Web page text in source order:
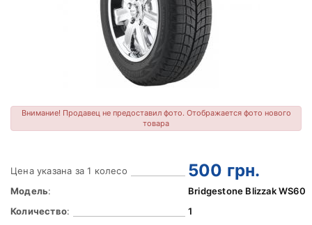
Внимание! Продавец не предоставил фото. Отображается фото нового
товара
Цена указана за 1 колесо 500 грн.
Модель:
Bridgestone Blizzak WS60
Количество:
1